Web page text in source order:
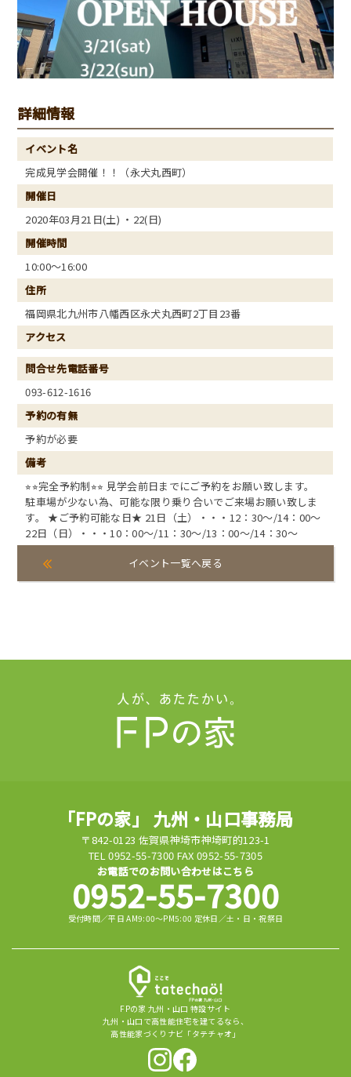
詳細情報
イベント名
完成見学会開催！！（永犬丸西町）
開催日
2020年03月21日(土) ・22(日)
開催時間
10:00～16:00
住所
福岡県北九州市八幡西区永犬丸西町2丁目23番
アクセス
問合せ先電話番号
093-612-1616
予約の有無
予約が必要
備考
⭐︎⭐︎完全予約制⭐︎⭐︎ 見学会前日までにご予約をお願い致します。
駐車場が少ない為、可能な限り乗り合いでご来場お願い致しま
す。 ★ご予約可能な日★ 21日（土）・・・12：30～/14：00～
22日（日）・・・10：00～/11：30～/13：00～/14：30～
イベント一覧へ戻る
「FPの家」 九州・山口事務局
〒842-0123 佐賀県神埼市神埼町的123-1
TEL 0952-55-7300 FAX 0952-55-7305
お電話でのお問い合わせはこちら
0952-55-7300
受付時間／平日 AM9:00～PM5:00 定休日／土・日・祝祭日
FPの家 九州・山口 特設サイト
九州・山口で高性能住宅を建てるなら、
高性能家づくりナビ「タテチャオ」